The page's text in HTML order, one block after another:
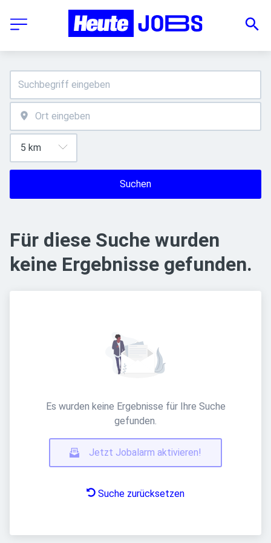
Suchen
Für diese Suche wurden
keine Ergebnisse gefunden.
Es wurden keine Ergebnisse für Ihre Suche
gefunden.
Jetzt Jobalarm aktivieren!
Suche zurücksetzen